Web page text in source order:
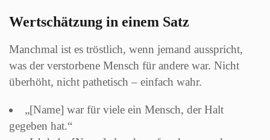
Wertschätzung in einem Satz
Manchmal ist es tröstlich, wenn jemand ausspricht,
was der verstorbene Mensch für andere war. Nicht
überhöht, nicht pathetisch – einfach wahr.
„[Name] war für viele ein Mensch, der Halt
gegeben hat.“